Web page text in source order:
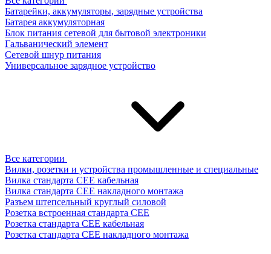
Батарейки, аккумуляторы, зарядные устройства
Батарея аккумуляторная
Блок питания сетевой для бытовой электроники
Гальванический элемент
Сетевой шнур питания
Универсальное зарядное устройство
Все категории
Вилки, розетки и устройства промышленные и специальные
Вилка стандарта CEE кабельная
Вилка стандарта CEE накладного монтажа
Разъем штепсельный круглый силовой
Розетка встроенная стандарта CEE
Розетка стандарта СЕЕ кабельная
Розетка стандарта СЕЕ накладного монтажа